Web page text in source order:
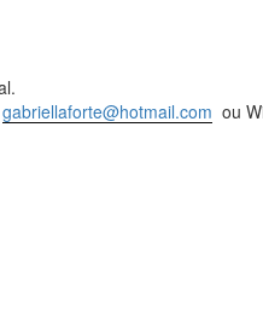
gabriellaforte@hotmail.com ou